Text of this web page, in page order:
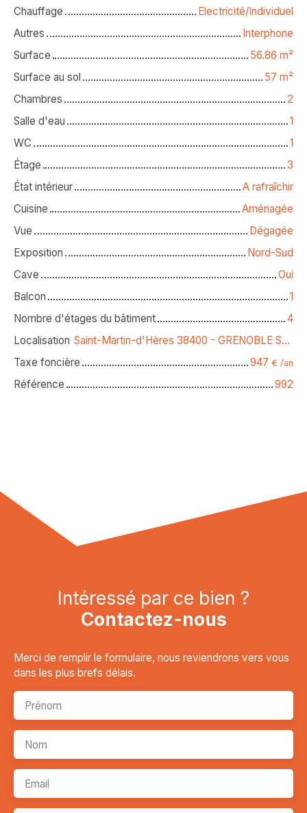
Chauffage
Electricité/Individuel
Autres
Interphone
Surface
56.86 m²
Surface au sol
57 m²
Chambres
2
Salle d'eau
1
WC
1
Étage
3
État intérieur
A rafraîchir
Cuisine
Aménagée
Vue
Dégagée
Exposition
Nord-Sud
Cave
Oui
Balcon
1
Nombre d'étages du bâtiment
4
Localisation
Saint-Martin-d'Hères 38400 - GRENOBLE SUD EST
Taxe foncière
947 € /an
Référence 992
Intéressé par ce bien ?
Contactez-nous
Merci de remplir le formulaire, nous reviendrons vers vous
dans les plus brefs délais.
Prénom
Nom
Email